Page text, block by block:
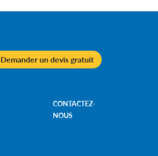
CONTACTEZ-
NOUS
Demander un devis gratuit